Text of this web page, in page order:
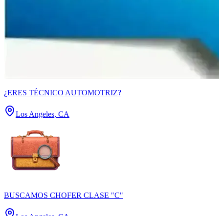
¿ERES TÉCNICO AUTOMOTRIZ?
Los Angeles, CA
BUSCAMOS CHOFER CLASE "C"